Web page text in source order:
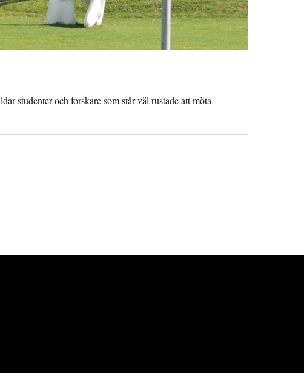
studenter och forskare som står väl rustade att möta